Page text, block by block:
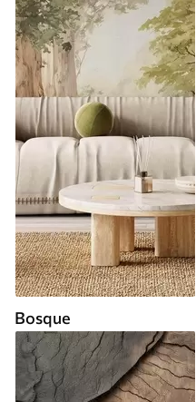
Bosque